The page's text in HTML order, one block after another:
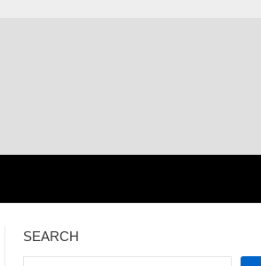
SEARCH